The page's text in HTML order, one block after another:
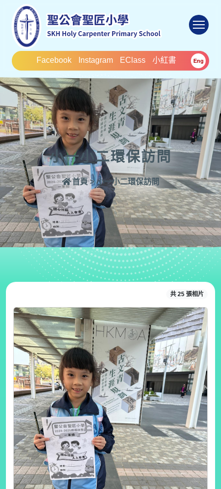
Facebook Instagram EClass 小紅書 Eng
小一小二環保訪問
首頁 > 小一小二環保訪問
共 25 張相片